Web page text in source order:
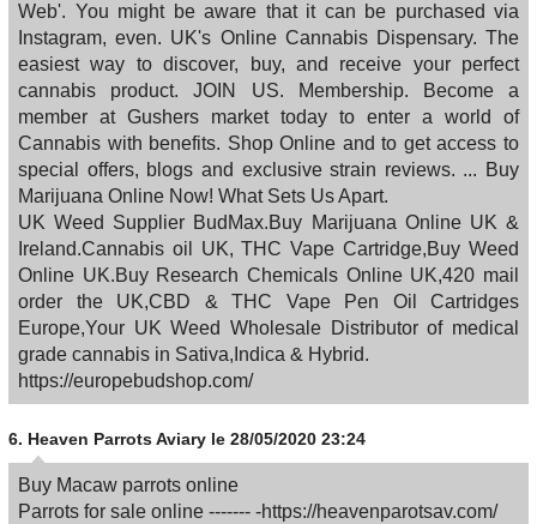
Web'. You might be aware that it can be purchased via
Instagram, even. UK's Online Cannabis Dispensary. The
easiest way to discover, buy, and receive your perfect
cannabis product. JOIN US. Membership. Become a
member at Gushers market today to enter a world of
Cannabis with benefits. Shop Online and to get access to
special offers, blogs and exclusive strain reviews. ... Buy
Marijuana Online Now! What Sets Us Apart.
UK Weed Supplier BudMax.Buy Marijuana Online UK &
Ireland.Cannabis oil UK, THC Vape Cartridge,Buy Weed
Online UK.Buy Research Chemicals Online UK,420 mail
order the UK,CBD & THC Vape Pen Oil Cartridges
Europe,Your UK Weed Wholesale Distributor of medical
grade cannabis in Sativa,Indica & Hybrid.
https://europebudshop.com/
6. Heaven Parrots Aviary le 28/05/2020 23:24
Buy Macaw parrots online
Parrots for sale online ------- -https://heavenparotsav.com/